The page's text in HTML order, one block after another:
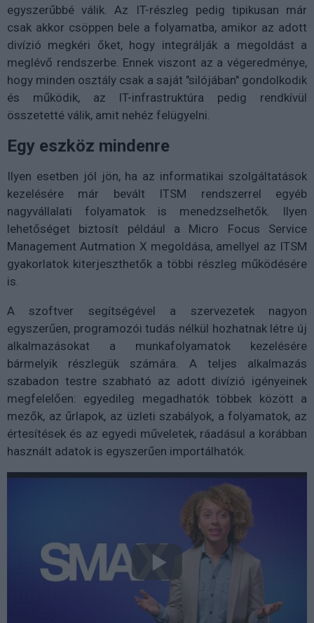
egyszerűbbé válik. Az IT-részleg pedig tipikusan már
csak akkor csöppen bele a folyamatba, amikor az adott
divízió megkéri őket, hogy integrálják a megoldást a
meglévő rendszerbe. Ennek viszont az a végeredménye,
hogy minden osztály csak a saját "silójában" gondolkodik
és működik, az IT-infrastruktúra pedig rendkívül
összetetté válik, amit nehéz felügyelni.
Egy eszköz mindenre
Ilyen esetben jól jön, ha az informatikai szolgáltatások
kezelésére már bevált ITSM rendszerrel egyéb
nagyvállalati folyamatok is menedzselhetők. Ilyen
lehetőséget biztosít például a Micro Focus Service
Management Autmation X megoldása, amellyel az ITSM
gyakorlatok kiterjeszthetők a többi részleg működésére
is.
A szoftver segítségével a szervezetek nagyon
egyszerűen, programozói tudás nélkül hozhatnak létre új
alkalmazásokat a munkafolyamatok kezelésére
bármelyik részlegük számára. A teljes alkalmazás
szabadon testre szabható az adott divízió igényeinek
megfelelően: egyedileg megadhatók többek között a
mezők, az űrlapok, az üzleti szabályok, a folyamatok, az
értesítések és az egyedi műveletek, ráadásul a korábban
használt adatok is egyszerűen importálhatók.